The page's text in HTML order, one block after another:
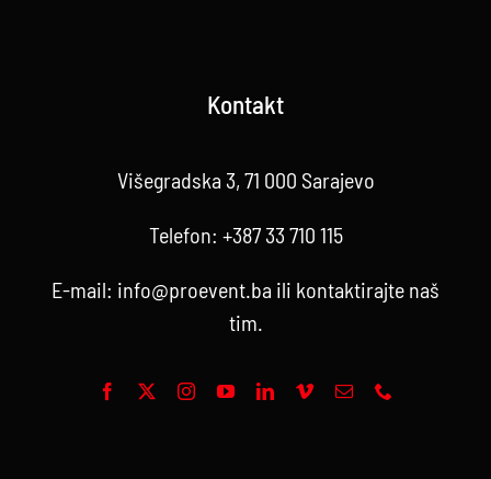
Kontakt
Višegradska 3, 71 000 Sarajevo
Telefon: +387 33 710 115
E-mail: info@proevent.ba ili kontaktirajte naš
tim.